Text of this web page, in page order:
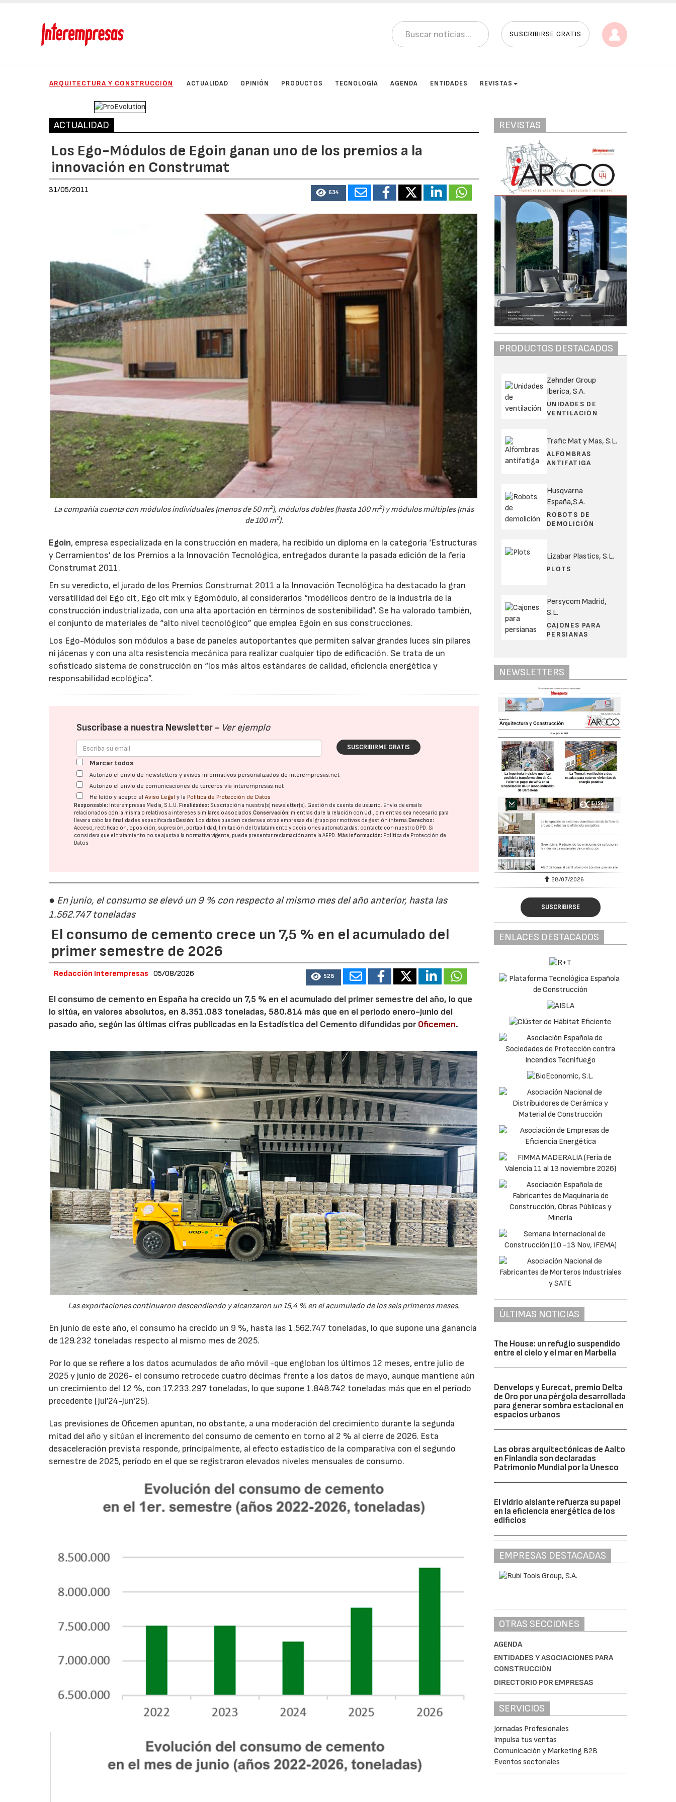
SUSCRIBIRSE GRATIS
ARQUITECTURA Y CONSTRUCCIÓN ACTUALIDAD OPINIÓN PRODUCTOS TECNOLOGÍA AGENDA ENTIDADES REVISTAS
ACTUALIDAD
Los Ego-Módulos de Egoin ganan uno de los premios a la
innovación en Construmat
31/05/2011 634
La compañía cuenta con módulos individuales (menos de 50 m2), módulos dobles (hasta 100 m2) y módulos múltiples (más
de 100 m2).
Egoin, empresa especializada en la construcción en madera, ha recibido un diploma en la categoría ‘Estructuras
y Cerramientos’ de los Premios a la Innovación Tecnológica, entregados durante la pasada edición de la feria
Construmat 2011.
En su veredicto, el jurado de los Premios Construmat 2011 a la Innovación Tecnológica ha destacado la gran
versatilidad del Ego clt, Ego clt mix y Egomódulo, al considerarlos “modélicos dentro de la industria de la
construcción industrializada, con una alta aportación en términos de sostenibilidad”. Se ha valorado también,
el conjunto de materiales de “alto nivel tecnológico” que emplea Egoin en sus construcciones.
Los Ego-Módulos son módulos a base de paneles autoportantes que permiten salvar grandes luces sin pilares
ni jácenas y con una alta resistencia mecánica para realizar cualquier tipo de edificación. Se trata de un
sofisticado sistema de construcción en “los más altos estándares de calidad, eficiencia energética y
responsabilidad ecológica”.
Suscríbase a nuestra Newsletter - Ver ejemplo
SUSCRIBIRME GRATIS
Marcar todos
Autorizo el envío de newsletters y avisos informativos personalizados de interempresas.net
Autorizo el envío de comunicaciones de terceros vía interempresas.net
He leído y acepto elAviso Legal y la Política de Protección de Datos
Responsable: Interempresas Media, S.L.U. Finalidades: Suscripción a nuestra(s) newsletter(s). Gestión de cuenta de usuario. Envío de emails
relacionados con la misma o relativos a intereses similares o asociados.Conservación: mientras dure la relación con Ud., o mientras sea necesario para
llevar a cabo las finalidades especificadasCesión: Los datos pueden cederse a otras empresas del grupo por motivos de gestión interna. Derechos:
Acceso, rectificación, oposición, supresión, portabilidad, limitación del tratatamiento y decisiones automatizadas: contacte con nuestro DPD. Si
considera que el tratamiento no se ajusta a la normativa vigente, puede presentar reclamación ante laAEPD. Más información: Política de Protección de
Datos
● En junio, el consumo se elevó un 9 % con respecto al mismo mes del año anterior, hasta las
1.562.747 toneladas
El consumo de cemento crece un 7,5 % en el acumulado del
primer semestre de 2026
Redacción Interempresas 05/08/2026 528
El consumo de cemento en España ha crecido un 7,5 % en el acumulado del primer semestre del año, lo que
lo sitúa, en valores absolutos, en 8.351.083 toneladas, 580.814 más que en el periodo enero-junio del
pasado año, según las últimas cifras publicadas en la Estadística del Cemento difundidas porOficemen.
Las exportaciones continuaron descendiendo y alcanzaron un 15,4 % en el acumulado de los seis primeros meses.
En junio de este año, el consumo ha crecido un 9 %, hasta las 1.562.747 toneladas, lo que supone una ganancia
de 129.232 toneladas respecto al mismo mes de 2025.
Por lo que se refiere a los datos acumulados de año móvil -que engloban los últimos 12 meses, entre julio de
2025 y junio de 2026- el consumo retrocede cuatro décimas frente a los datos de mayo, aunque mantiene aún
un crecimiento del 12 %, con 17.233.297 toneladas, lo que supone 1.848.742 toneladas más que en el período
precedente (jul’24-jun’25).
Las previsiones de Oficemen apuntan, no obstante, a una moderación del crecimiento durante la segunda
mitad del año y sitúan el incremento del consumo de cemento en torno al 2 % al cierre de 2026. Esta
desaceleración prevista responde, principalmente, al efecto estadístico de la comparativa con el segundo
semestre de 2025, período en el que se registraron elevados niveles mensuales de consumo.
REVISTAS
PRODUCTOS DESTACADOS
Zehnder Group
Iberica, S.A.
UNIDADES DE
VENTILACIÓN
Trafic Mat y Mas, S.L.
ALFOMBRAS
ANTIFATIGA
Husqvarna
España,S.A.
ROBOTS DE
DEMOLICIÓN
Lizabar Plastics, S.L.
PLOTS
Persycom Madrid,
S.L.
CAJONES PARA
PERSIANAS
NEWSLETTERS
28/07/2026
SUSCRIBIRSE
ENLACES DESTACADOS
ÚLTIMAS NOTICIAS
The House: un refugio suspendido
entre el cielo y el mar en Marbella
Denvelops y Eurecat, premio Delta
de Oro por una pérgola desarrollada
para generar sombra estacional en
espacios urbanos
Las obras arquitectónicas de Aalto
en Finlandia son declaradas
Patrimonio Mundial por la Unesco
El vidrio aislante refuerza su papel
en la eficiencia energética de los
edificios
EMPRESAS DESTACADAS
OTRAS SECCIONES
AGENDA
ENTIDADES Y ASOCIACIONES PARA
CONSTRUCCIÓN
DIRECTORIO POR EMPRESAS
SERVICIOS
Jornadas Profesionales
Impulsa tus ventas
Comunicación y Marketing B2B
Eventos sectoriales